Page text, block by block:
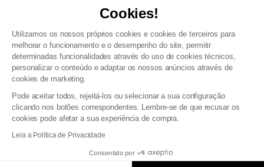
Cookies!
Utilizamos os nossos próprios cookies e cookies de terceiros para
melhorar o funcionamento e o desempenho do site, permitir
determinadas funcionalidades através do uso de cookies técnicos,
personalizar o conteúdo e adaptar os nossos anúncios através de
cookies de marketing.
Pode aceitar todos, rejeitá-los ou selecionar a sua configuração
clicando nos botões correspondentes. Lembre-se de que recusar os
cookies pode afetar a sua experiência de compra.
Leia a Política de Privacidade
Consentido por
Termos e Condições Gerais de Venda e Aviso Legal
Gestão de dados pessoais e política de cookies
Termos e condições gerais de venda pro
Declaração de Acessibilidade